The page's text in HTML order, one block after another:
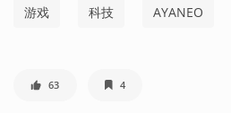
游戏 科技 AYANEO
63 4